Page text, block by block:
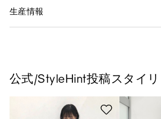
生産情報
公式/StyleHint投稿スタイ